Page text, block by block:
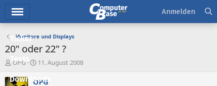
Ticker
Tests
Downloads
Anmelden
Monitore und Displays
20" oder 22" ?
E
s
OPG
E
s
11. August 2008
OPG